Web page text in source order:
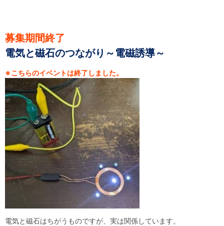
メガスターご紹介
投影メニュー
投影時間・料金
プラネタリウム解説員
イベント
当日参加
事前申込
その他
施設案内
自然体験
天文体験
フロア案内
屋外展示 D51形蒸気機関車
利用案内
開館時間・プラネタリウム投影時間・観覧料
カフェ・ショップ
アクセス・駐車場
科学館資料の特別利用料
団体利用予約
学校団体
幼稚園・保育園団体
一般団体
かわさき星空ウォッチング
出前科学実験教室
プラネタリウム一般団体貸切利用「星空自由空間」
科学館概要
基本理念
沿革
計画・年報・評価・議事録
青少年科学館運営基本計画
事業評価
議事録
研究資料
研究の紹介
川崎市自然環境調査報告
図録
紀要
年報
出版物
生田緑地の植物
お問い合わせ
募集期間終了
電気と磁石のつながり～電磁誘導～
※こちらのイベントは終了しました。
電気と磁石はちがうものですが、実は関係しています。